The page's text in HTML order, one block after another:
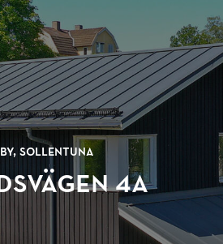
Sollentuna
4A